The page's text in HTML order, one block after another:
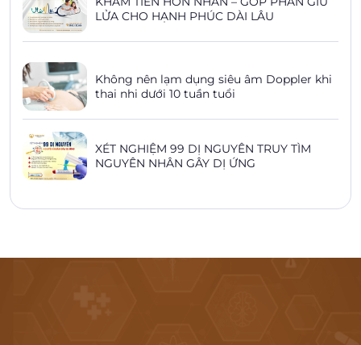
LỬA CHO HẠNH PHÚC DÀI LÂU
Không nên lạm dụng siêu âm Doppler khi
thai nhi dưới 10 tuần tuổi
XÉT NGHIỆM 99 DỊ NGUYÊN TRUY TÌM
NGUYÊN NHÂN GÂY DỊ ỨNG